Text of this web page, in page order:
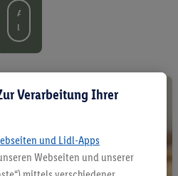
A
l
l
e
P
o
k
t
e
Verarbeitung Ihrer
und Lidl-Apps
Webseiten und unserer